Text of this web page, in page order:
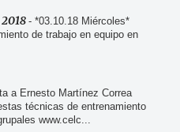
- *03.10.18 Miércoles*
de trabajo en equipo en
a Ernesto Martínez Correa
técnicas de entrenamiento
www.celc...